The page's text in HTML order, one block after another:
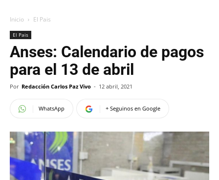
Inicio El Pais
El Pais
Anses: Calendario de pagos
para el 13 de abril
Por Redacción Carlos Paz Vivo - 12 abril, 2021
WhatsApp + Seguinos en Google